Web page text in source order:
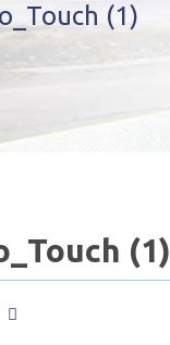
(1)
(1)